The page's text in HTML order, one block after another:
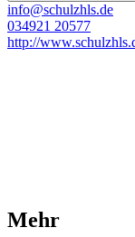
info@schulzhls.de
034921 20577
http://
Mehr